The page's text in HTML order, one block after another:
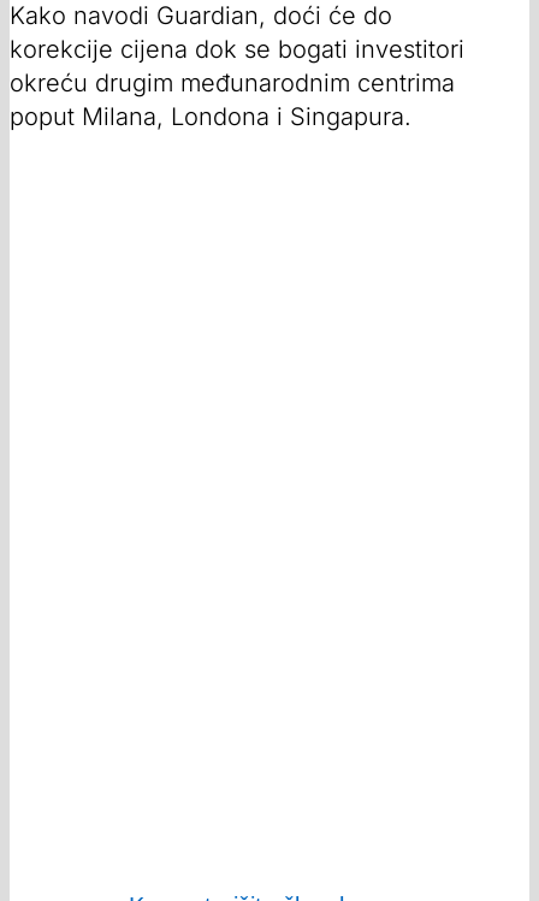
Kako navodi Guardian, doći će do
korekcije cijena dok se bogati investitori
okreću drugim međunarodnim centrima
poput Milana, Londona i Singapura.